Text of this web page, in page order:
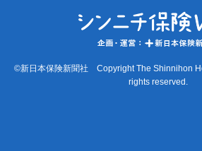
©新日本保険新聞社 Copyright The Shinnihon
rights reserved.